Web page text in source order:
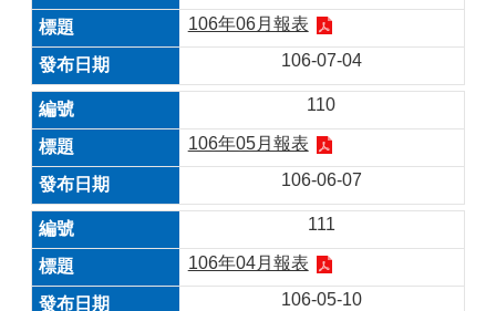
106年06月報表
106-07-04
110
106年05月報表
106-06-07
111
106年04月報表
106-05-10